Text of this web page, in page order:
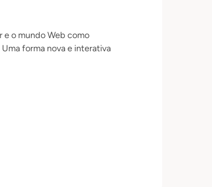
e o mundo Web como
forma nova e interativa